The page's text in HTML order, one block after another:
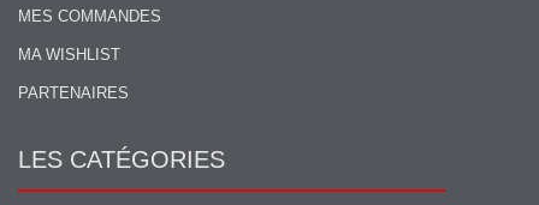
MES COMMANDES
MA WISHLIST
PARTENAIRES
LES CATÉGORIES